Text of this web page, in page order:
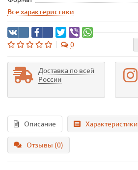
Все характеристики
0
Доставка по всей
России
Описание Характеристики
Отзывы (0)